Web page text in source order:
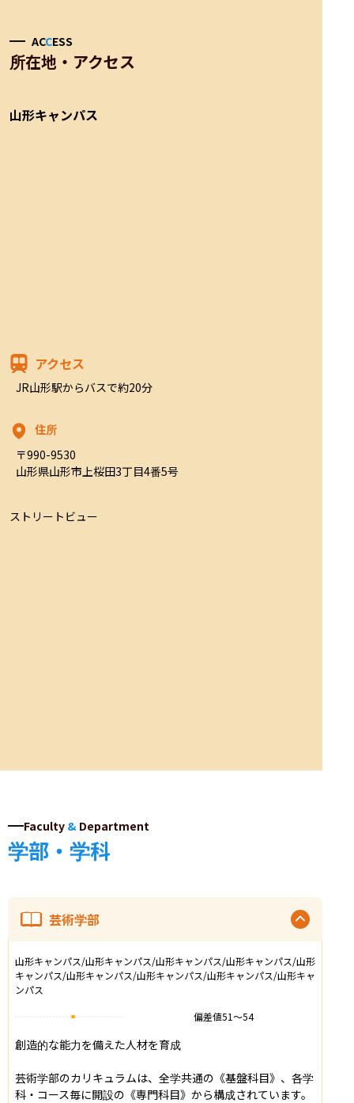
ACCESS
所在地・アクセス
山形キャンパス
アクセス
JR山形駅からバスで約20分
住所
〒990-9530
山形県山形市上桜田3丁目4番5号
ストリートビュー
Faculty & Department
学部・学科
芸術学部
山形キャンパス/山形キャンパス/山形キャンパス/山形キャンパス/山形
キャンパス/山形キャンパス/山形キャンパス/山形キャンパス/山形キャ
ンパス
偏差値51〜54
創造的な能力を備えた人材を育成
芸術学部のカリキュラムは、全学共通の《基盤科目》、各学
科・コース毎に開設の《専門科目》から構成されています。